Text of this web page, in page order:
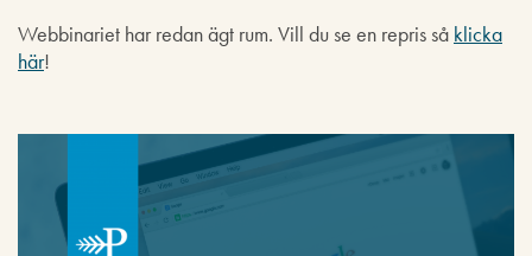
Webbinariet har redan ägt rum. Vill du se en repris så klicka
här!